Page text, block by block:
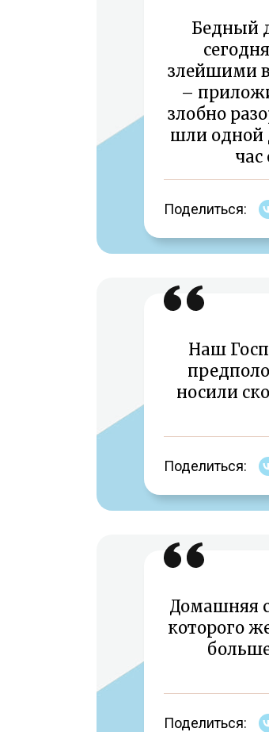
Бедный
злейшими
–
злобно
шли одной
час
Поделиться:
Наш
носили
Поделиться:
Домашняя
которого
Поделиться: